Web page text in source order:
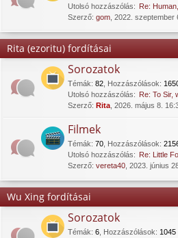
Utolsó hozzászólás: Re:
Szerző: gom , 2022. szeptember
Rita (ezoritu) fordításai
Sorozatok
Témák: 82 Hozzászólások:
Utolsó hozzászólás: Re: To Sir,
Szerző: Rita , 2026. május 8.
Filmek
Témák: 70 Hozzászólások:
Utolsó hozzászólás: Re: Little
Szerző: vereta40 , 2023. június
Wu Xing fordításai
Sorozatok
Témák: 6 Hozzászólások: 1045